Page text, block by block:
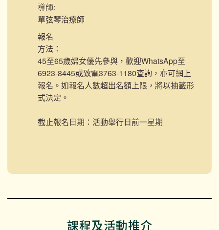
導師:
單弦琴治療師
報名
方法：
45至65歲婦女優先參與，歡迎WhatsApp至
6923-8445或致電3763-1180查詢，亦可網上
報名。如報名人數超出名額上限，將以抽籤形
式決定。
截止報名日期：活動舉行日前一星期
課程及活動推介